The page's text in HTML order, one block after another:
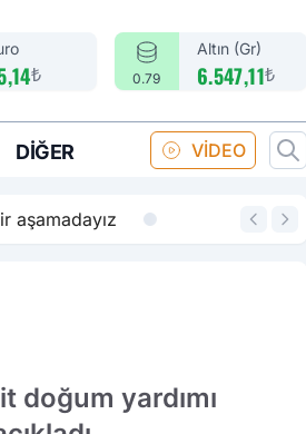
₺ 0.79
Altın (Gr)
6.547,11₺
DIĞER VİDEO
14:18
doğum yardımı